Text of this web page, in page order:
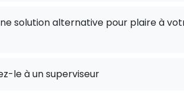
solution alternative pour plaire à
le à un superviseur